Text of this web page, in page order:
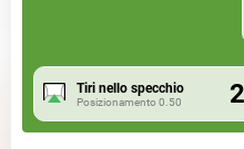
Tiri nello specchio
Posizionamento 0.50 2